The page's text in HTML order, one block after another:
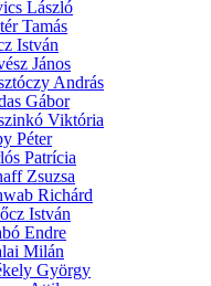
László
Tamás
István
János
András
Gábor
Viktória
Péter
Patrícia
Zsuzsa
Richárd
István
Endre
Milán
György